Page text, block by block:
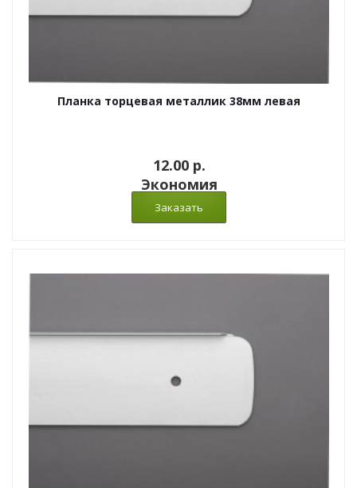
Планка торцевая металлик 38мм левая
12.00 p.
Экономия